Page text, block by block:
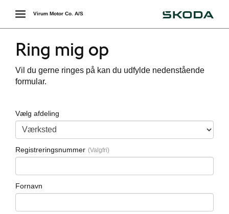
Toggle
navigation
Virum Motor Co. A/S
Ring mig op
Vil du gerne ringes på kan du udfylde nedenstående
formular.
Vælg afdeling
Registreringsnummer
Fornavn